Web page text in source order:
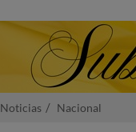
Noticias Nacional